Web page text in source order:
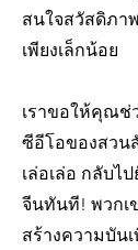
สนใจสวัสดิภา
เพียงเล็กน้อย
เราขอให้คุณช่
ซีอีโอของสวน
เล่อเล่อ กลับไ
จีนทันที! พวกเ
สร้างความบัน